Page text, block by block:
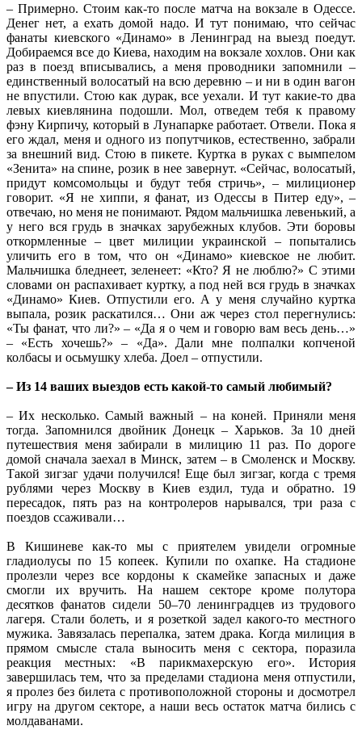
– Примерно. Стоим как-то после матча на вокзале в Одессе.
Денег нет, а ехать домой надо. И тут понимаю, что сейчас
фанаты киевского «Динамо» в Ленинград на выезд поедут.
Добираемся все до Киева, находим на вокзале хохлов. Они как
раз в поезд вписывались, а меня проводники запомнили –
единственный волосатый на всю деревню – и ни в один вагон
не впустили. Стою как дурак, все уехали. И тут какие-то два
левых киевлянина подошли. Мол, отведем тебя к правому
фэну Кирпичу, который в Лунапарке работает. Отвели. Пока я
его ждал, меня и одного из попутчиков, естественно, забрали
за внешний вид. Стою в пикете. Куртка в руках с вымпелом
«Зенита» на спине, розик в нее завернут. «Сейчас, волосатый,
придут комсомольцы и будут тебя стричь», – милиционер
говорит. «Я не хиппи, я фанат, из Одессы в Питер еду», –
отвечаю, но меня не понимают. Рядом мальчишка левенький, а
у него вся грудь в значках зарубежных клубов. Эти боровы
откормленные – цвет милиции украинской – попытались
уличить его в том, что он «Динамо» киевское не любит.
Мальчишка бледнеет, зеленеет: «Кто? Я не люблю?» С этими
словами он распахивает куртку, а под ней вся грудь в значках
«Динамо» Киев. Отпустили его. А у меня случайно куртка
выпала, розик раскатился… Они аж через стол перегнулись:
«Ты фанат, что ли?» – «Да я о чем и говорю вам весь день…»
– «Есть хочешь?» – «Да». Дали мне полпалки копченой
колбасы и осьмушку хлеба. Доел – отпустили.
– Из 14 ваших выездов есть какой-то самый любимый?
– Их несколько. Самый важный – на коней. Приняли меня
тогда. Запомнился двойник Донецк – Харьков. За 10 дней
путешествия меня забирали в милицию 11 раз. По дороге
домой сначала заехал в Минск, затем – в Смоленск и Москву.
Такой зигзаг удачи получился! Еще был зигзаг, когда с тремя
рублями через Москву в Киев ездил, туда и обратно. 19
пересадок, пять раз на контролеров нарывался, три раза с
поездов ссаживали…
В Кишиневе как-то мы с приятелем увидели огромные
гладиолусы по 15 копеек. Купили по охапке. На стадионе
пролезли через все кордоны к скамейке запасных и даже
смогли их вручить. На нашем секторе кроме полутора
десятков фанатов сидели 50–70 ленинградцев из трудового
лагеря. Стали болеть, и я розеткой задел какого-то местного
мужика. Завязалась перепалка, затем драка. Когда милиция в
прямом смысле стала выносить меня с сектора, поразила
реакция местных: «В парикмахерскую его». История
завершилась тем, что за пределами стадиона меня отпустили,
я пролез без билета с противоположной стороны и досмотрел
игру на другом секторе, а наши весь остаток матча бились с
молдаванами.